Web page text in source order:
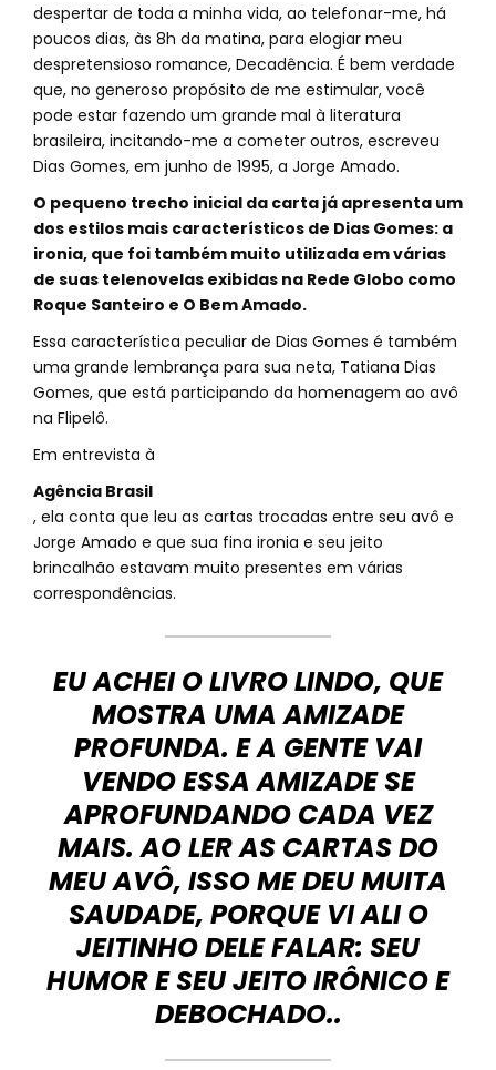
despertar de toda a minha vida, ao telefonar-me, há
poucos dias, às 8h da matina, para elogiar meu
despretensioso romance, Decadência. É bem verdade
que, no generoso propósito de me estimular, você
pode estar fazendo um grande mal à literatura
brasileira, incitando-me a cometer outros, escreveu
Dias Gomes, em junho de 1995, a Jorge Amado.
O pequeno trecho inicial da carta já apresenta um
dos estilos mais característicos de Dias Gomes: a
ironia, que foi também muito utilizada em várias
de suas telenovelas exibidas na Rede Globo como
Roque Santeiro e O Bem Amado.
Essa característica peculiar de Dias Gomes é também
uma grande lembrança para sua neta, Tatiana Dias
Gomes, que está participando da homenagem ao avô
na Flipelô.
Em entrevista à
Agência Brasil
, ela conta que leu as cartas trocadas entre seu avô e
Jorge Amado e que sua fina ironia e seu jeito
brincalhão estavam muito presentes em várias
correspondências.
EU ACHEI O LIVRO LINDO, QUE
MOSTRA UMA AMIZADE
PROFUNDA. E A GENTE VAI
VENDO ESSA AMIZADE SE
APROFUNDANDO CADA VEZ
MAIS. AO LER AS CARTAS DO
MEU AVÔ, ISSO ME DEU MUITA
SAUDADE, PORQUE VI ALI O
JEITINHO DELE FALAR: SEU
HUMOR E SEU JEITO IRÔNICO E
DEBOCHADO..